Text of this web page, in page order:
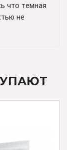
что темная
не